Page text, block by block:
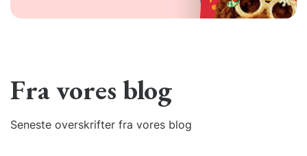
Fra vores blog
Seneste overskrifter fra vores blog